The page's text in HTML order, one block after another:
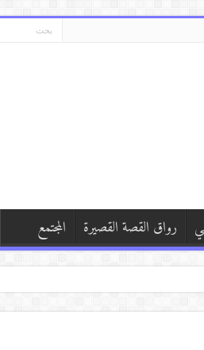
رواق القصة القصيرة المجتمع